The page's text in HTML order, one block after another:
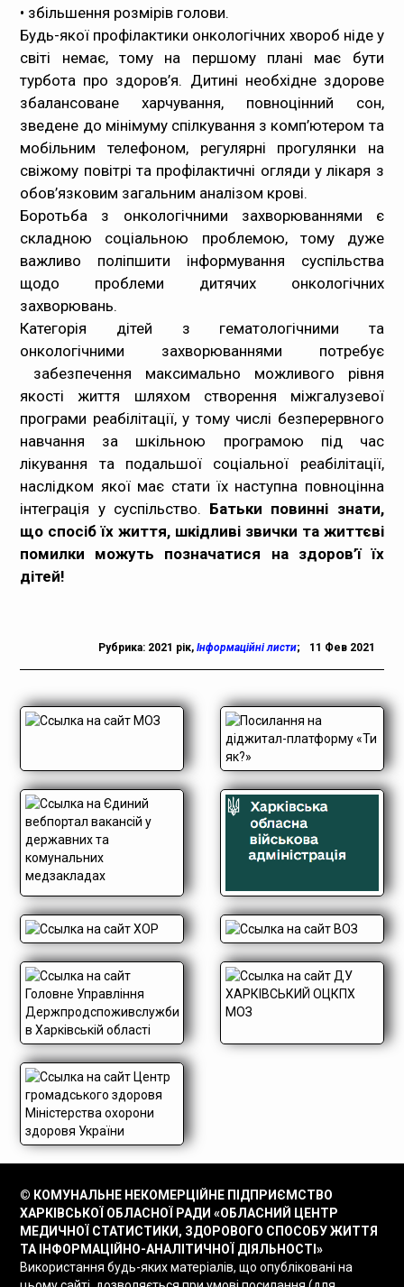
• збільшення розмірів голови.
Будь-якої профілактики онкологічних хвороб ніде у
світі немає, тому на першому плані має бути
турбота про здоров’я. Дитині необхідне здорове
збалансоване харчування, повноцінний сон,
зведене до мінімуму спілкування з комп’ютером та
мобільним телефоном, регулярні прогулянки на
свіжому повітрі та профілактичні огляди у лікаря з
обов’язковим загальним аналізом крові.
Боротьба з онкологічними захворюваннями є
складною соціальною проблемою, тому дуже
важливо поліпшити інформування суспільства
щодо проблеми дитячих онкологічних
захворювань.
Категорія дітей з гематологічними та
онкологічними захворюваннями потребує
забезпечення максимально можливого рівня
якості життя шляхом створення міжгалузевої
програми реабілітації, у тому числі безперервного
навчання за шкільною програмою під час
лікування та подальшої соціальної реабілітації,
наслідком якої має стати їх наступна повноцінна
інтеграція у суспільство. Батьки повинні знати,
що спосіб їх життя, шкідливі звички та життєві
помилки можуть позначатися на здоров’ї їх
дітей!
Рубрика: 2021 рік, Інформаційні листи; 11 Фев 2021
© КОМУНАЛЬНЕ НЕКОМЕРЦІЙНЕ ПІДПРИЄМСТВО
ХАРКІВСЬКОЇ ОБЛАСНОЇ РАДИ «ОБЛАСНИЙ ЦЕНТР
МЕДИЧНОЇ СТАТИСТИКИ, ЗДОРОВОГО СПОСОБУ ЖИТТЯ
ТА ІНФОРМАЦІЙНО-АНАЛІТИЧНОЇ ДІЯЛЬНОСТІ»
Використання будь-яких матеріалів, що опубліковані на